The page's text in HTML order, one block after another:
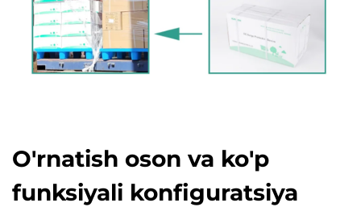
O'rnatish oson va ko'p
funksiyali konfiguratsiya